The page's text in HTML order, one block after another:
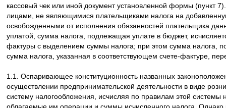
кассовый чек или иной документ установленной формы (пункт
лицами, не являющимися плательщиками налога на
освобожденными от исполнения обязанностей плательщика
уплатой, сумма налога, подлежащая уплате в бюджет,
фактуры с выделением суммы налога; при этом сумма налога,
сумма налога, указанная в соответствующем счете-фактуре,
1.1. Оспаривающее конституционность названных
осуществлении предпринимательской деятельности в виде
систему налогообложения, исчисляя по правилам этой системы